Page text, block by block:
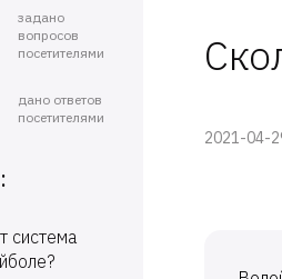
задано
вопросов
посетителями
дано ответов
посетителями
система
2021-04-